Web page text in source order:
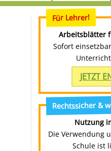
Für Lehrer!
Arbeitsblätter
Sofort
JETZT
Rechtssicher &
Nutzung
Die Verwendung
Schule ist